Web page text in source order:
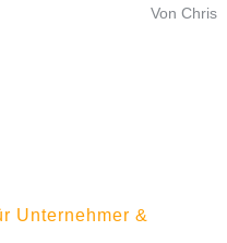
Von Chris
Unternehmer &